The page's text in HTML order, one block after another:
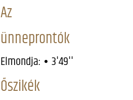
Az
ünneprontók
Elmondja: 3'49''
Őszikék